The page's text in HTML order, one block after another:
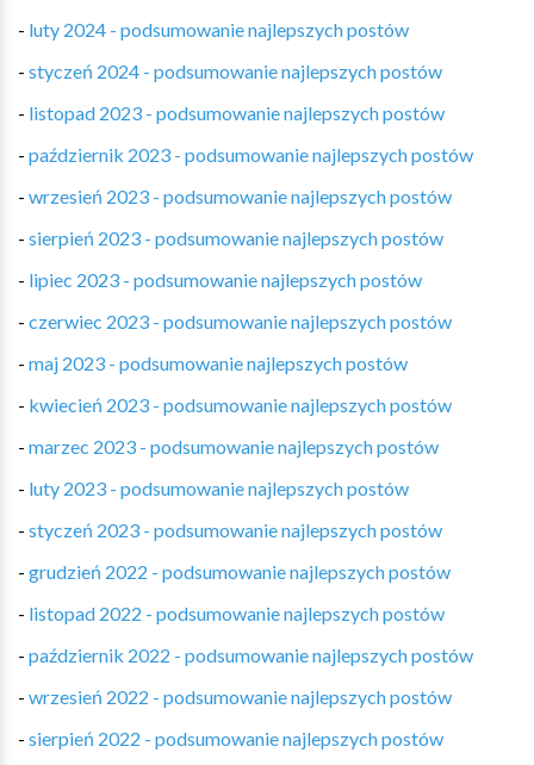
- luty 2024 - podsumowanie najlepszych postów
- styczeń 2024 - podsumowanie najlepszych postów
- listopad 2023 - podsumowanie najlepszych postów
- październik 2023 - podsumowanie najlepszych postów
- wrzesień 2023 - podsumowanie najlepszych postów
- sierpień 2023 - podsumowanie najlepszych postów
- lipiec 2023 - podsumowanie najlepszych postów
- czerwiec 2023 - podsumowanie najlepszych postów
- maj 2023 - podsumowanie najlepszych postów
- kwiecień 2023 - podsumowanie najlepszych postów
- marzec 2023 - podsumowanie najlepszych postów
- luty 2023 - podsumowanie najlepszych postów
- styczeń 2023 - podsumowanie najlepszych postów
- grudzień 2022 - podsumowanie najlepszych postów
- listopad 2022 - podsumowanie najlepszych postów
- październik 2022 - podsumowanie najlepszych postów
- wrzesień 2022 - podsumowanie najlepszych postów
- sierpień 2022 - podsumowanie najlepszych postów